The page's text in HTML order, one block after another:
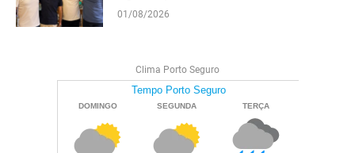
e reforçam projeto para o Extremo Sul
01/08/2026
Clima Porto Seguro